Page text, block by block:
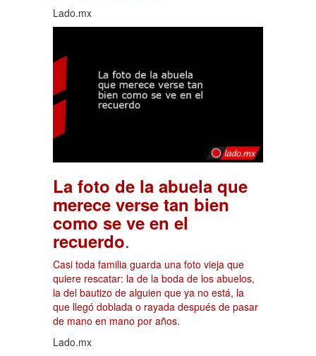
Lado.mx
La foto de la abuela que
merece verse tan bien
como se ve en el
recuerdo.
Casi toda familia guarda una foto vieja que
quiere rescatar: la de la boda de los abuelos,
la del bautizo de alguien que ya no está, la
que llegó doblada o rayada después de pasar
de mano en mano por años.
Lado.mx